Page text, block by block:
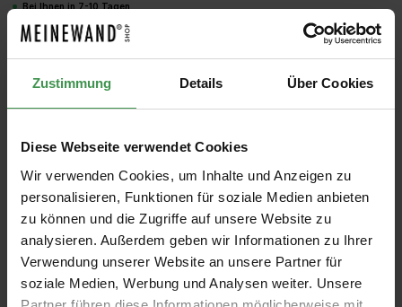
Zustimmung Details Über Cookies
Diese Webseite verwendet Cookies
Wir verwenden Cookies, um Inhalte und Anzeigen zu
personalisieren, Funktionen für soziale Medien anbieten
zu können und die Zugriffe auf unsere Website zu
analysieren. Außerdem geben wir Informationen zu Ihrer
Verwendung unserer Website an unsere Partner für
soziale Medien, Werbung und Analysen weiter. Unsere
Bei Ihnen in 7-10 Tagen
Produkt Anzahl: Gib den gewünschten
IN DEN WARENKORB